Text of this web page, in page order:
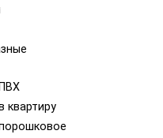
ПВХ
квартиру